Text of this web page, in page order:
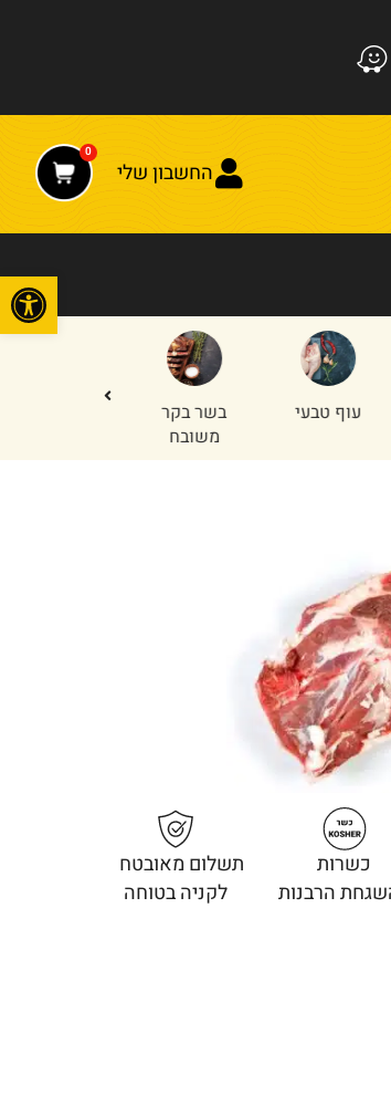
החשבון שלי
0
בשר בקר
חלקים
אחוריים
כשרות
הרבנות
תשלום מאובטח
לקניה בטוחה